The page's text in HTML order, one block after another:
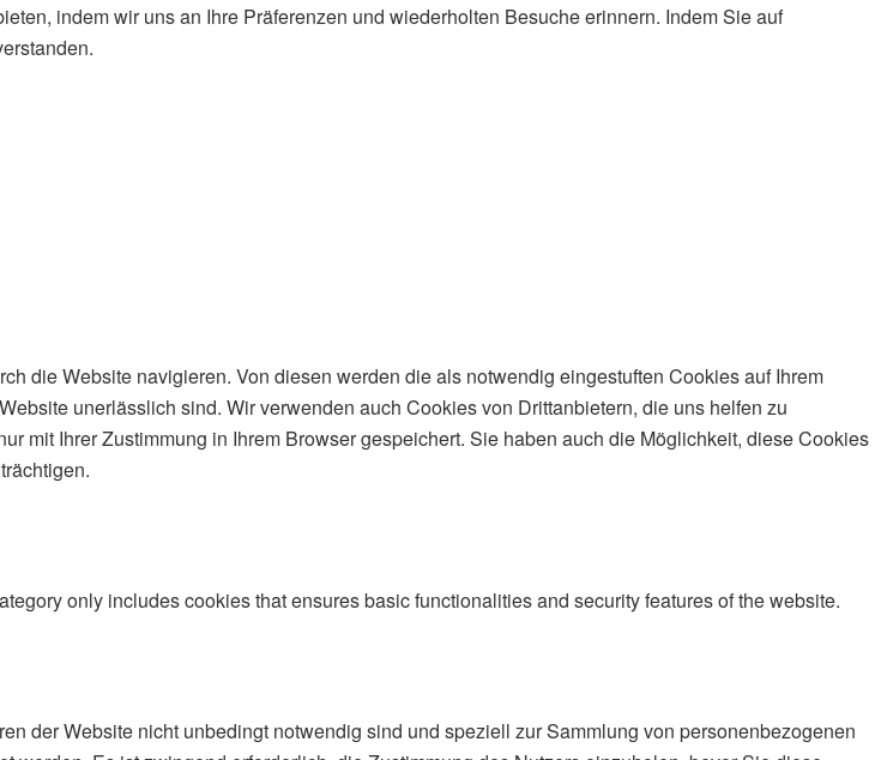
indem wir uns an Ihre Präferenzen und wiederholten Besuche erinnern. Indem Sie auf
die Website navigieren. Von diesen werden die als notwendig eingestuften Cookies auf Ihrem
unerlässlich sind. Wir verwenden auch Cookies von Drittanbietern, die uns helfen zu
mit Ihrer Zustimmung in Ihrem Browser gespeichert. Sie haben auch die Möglichkeit, diese Cookies
only includes cookies that ensures basic functionalities and security features of the website.
der Website nicht unbedingt notwendig sind und speziell zur Sammlung von personenbezogenen